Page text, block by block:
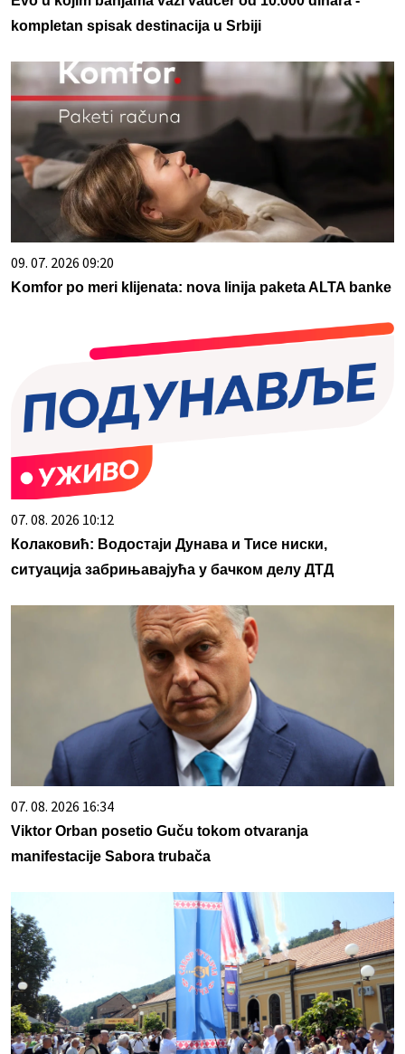
kompletan spisak destinacija u Srbiji
09. 07. 2026 09:20
Komfor po meri klijenata: nova linija paketa ALTA banke
07. 08. 2026 10:12
Колаковић: Водостаји Дунава и Тисе ниски,
ситуација забрињавајућа у бачком делу ДТД
07. 08. 2026 16:34
Viktor Orban posetio Guču tokom otvaranja
manifestacije Sabora trubača